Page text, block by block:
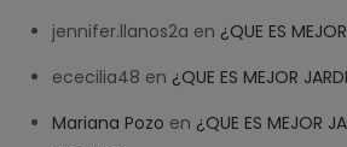
jennifer.llanos2a en ¿QUE ES
ececilia48 en ¿QUE ES MEJOR
Mariana Pozo en ¿QUE ES MEJOR